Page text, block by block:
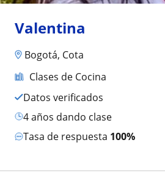
Valentina
Bogotá, Cota
Clases de Cocina
Datos verificados
4 años dando clase
Tasa de respuesta 100%